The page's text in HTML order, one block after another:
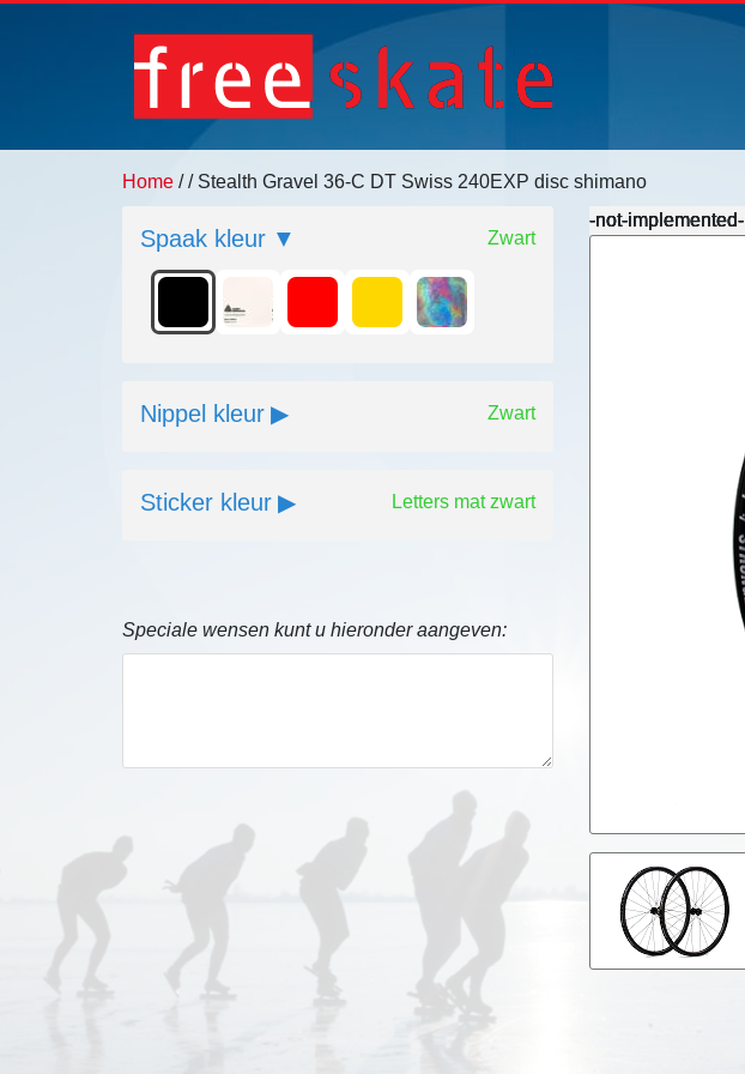
Home // Stealth Gravel 36-C DT Swiss 240EXP disc shimano
Spaak kleur Zwart
Nippel kleur Zwart
Sticker kleur Letters mat zwart
Speciale wensen kunt u hieronder aangeven:
-not-implemented-
-not-implemented-
-not-implemented-
-not-implemented-